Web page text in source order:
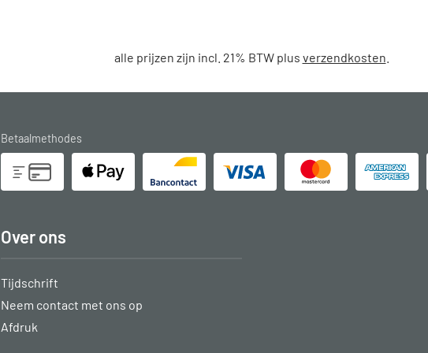
alle prijzen zijn incl. 21% BTW plus verzendkosten
Betaalmethodes
Over ons
Tijdschrift
Neem contact met ons op
Afdruk